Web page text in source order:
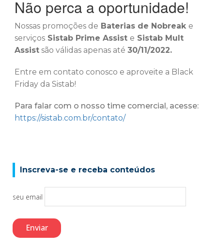
Não perca a oportunidade!
Nossas promoções de Baterias de Nobreak e
serviços Sistab Prime Assist e Sistab Mult
Assist são válidas apenas até 30/11/2022.
Entre em contato conosco e aproveite a Black
Friday da Sistab!
Para falar com o nosso time comercial, acesse:
https://sistab.com.br/contato/
Inscreva-se e receba conteúdos
seu email